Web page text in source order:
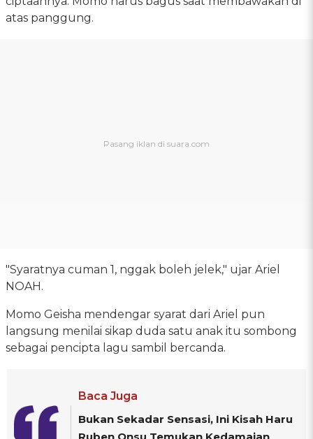
atas panggung.
"Syaratnya cuman 1, nggak boleh jelek," ujar Ariel
NOAH.
Momo Geisha mendengar syarat dari Ariel pun
langsung menilai sikap duda satu anak itu sombong
sebagai pencipta lagu sambil bercanda.
Baca Juga
Bukan Sekadar Sensasi, Ini Kisah Haru